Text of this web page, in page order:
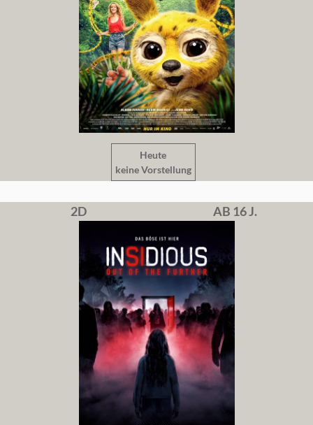
Heute
keine Vorstellung
2D AB 16 J.